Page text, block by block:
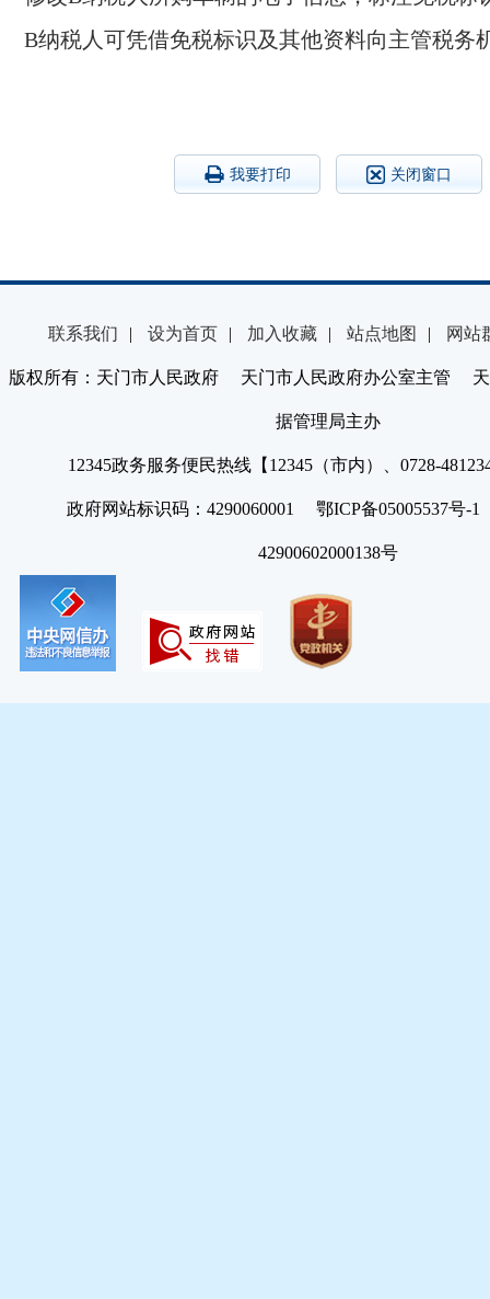
B纳税人可凭借免税标识及其他资料向主管税务
我要打印 关闭窗口
联系我们 | 设为首页 | 加入收藏 | 站点地图 | 网站
版权所有：天门市人民政府 天门市人民政府办公室主管 天
据管理局主办
12345政务服务便民热线【12345（市内）、0728-
政府网站标识码：4290060001 鄂ICP备05005537号
42900602000138号